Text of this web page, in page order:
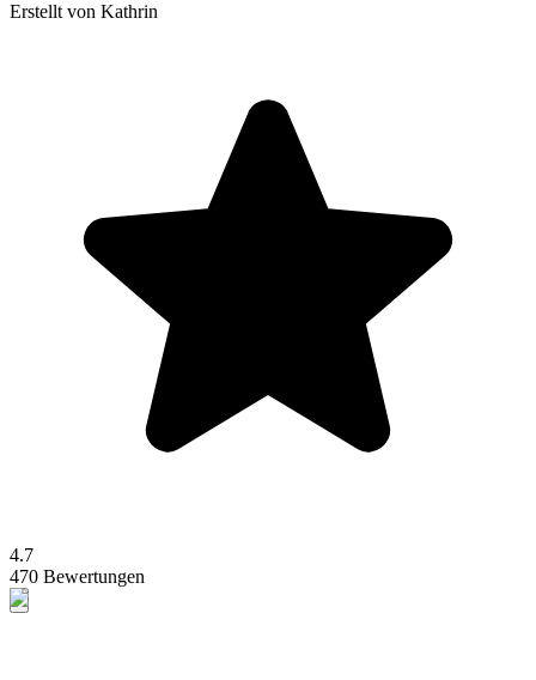
Erstellt von Kathrin
4.7
470 Bewertungen